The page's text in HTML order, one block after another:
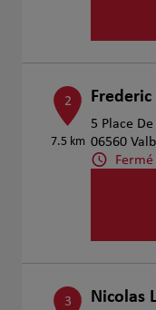
2
7.5 km
Frederic
5 Place
06560
3 Nicolas